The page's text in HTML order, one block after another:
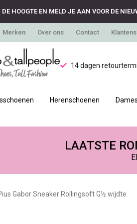
HOOGTE EN MELD JE AAN VOOR DE
Merken Over ons Contact
14 dagen
Herenschoenen
LAATSTE
Gabor Sneaker Rollingsoft G½ wijdte